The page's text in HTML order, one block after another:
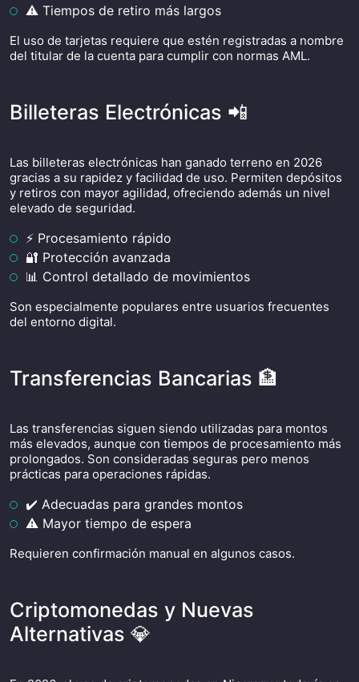
⚠️ Tiempos de retiro más largos
El uso de tarjetas requiere que estén registradas a nombre
del titular de la cuenta para cumplir con normas AML.
Billeteras Electrónicas 📲
Las billeteras electrónicas han ganado terreno en 2026
gracias a su rapidez y facilidad de uso. Permiten depósitos
y retiros con mayor agilidad, ofreciendo además un nivel
elevado de seguridad.
⚡ Procesamiento rápido
🔐 Protección avanzada
📊 Control detallado de movimientos
Son especialmente populares entre usuarios frecuentes
del entorno digital.
Transferencias Bancarias 🏦
Las transferencias siguen siendo utilizadas para montos
más elevados, aunque con tiempos de procesamiento más
prolongados. Son consideradas seguras pero menos
prácticas para operaciones rápidas.
✔️ Adecuadas para grandes montos
⚠️ Mayor tiempo de espera
Requieren confirmación manual en algunos casos.
Criptomonedas y Nuevas
Alternativas 💎